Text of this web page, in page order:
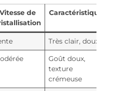
Vitesse de
Caractéristique
Très clair, doux
Goût doux,
texture
crémeuse